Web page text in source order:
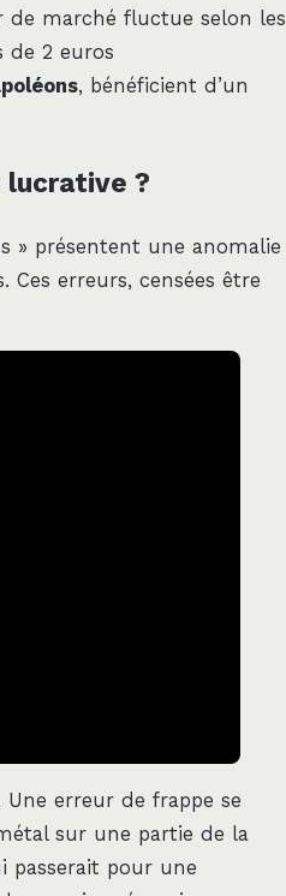
de marché fluctue selon les
de 2 euros
, bénéficient d’un
lucrative ?
» présentent une anomalie
erreurs, censées être
Une erreur de frappe se
sur une partie de la
passerait pour une